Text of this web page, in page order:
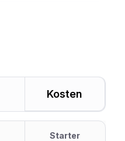
Kosten
Starter